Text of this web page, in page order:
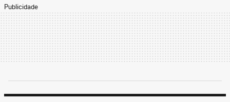
Publicidade